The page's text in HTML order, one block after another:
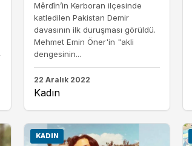
Mêrdîn’in Kerboran ilçesinde
katledilen Pakistan Demir
davasının ilk duruşması görüldü.
Mehmet Emin Öner'in "akli
dengesinin...
22 Aralık 2022
Kadın
KADIN